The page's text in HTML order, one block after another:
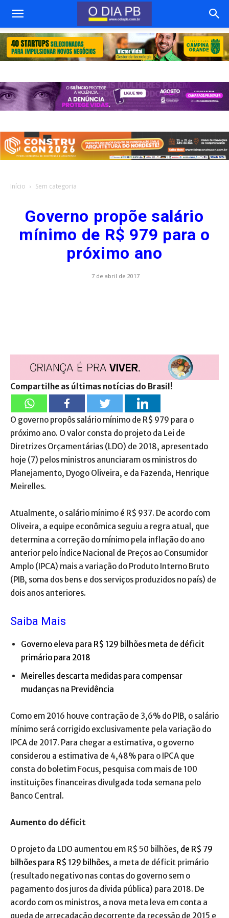
Início Sem categoria
Governo propõe salário
mínimo de R$ 979 para o
próximo ano
7 de abril de 2017
Compartilhe as últimas notícias do Brasil!
O governo propôs salário mínimo de R$ 979 para o
próximo ano. O valor consta do projeto da Lei de
Diretrizes Orçamentárias (LDO) de 2018, apresentado
hoje (7) pelos ministros anunciaram os ministros do
Planejamento, Dyogo Oliveira, e da Fazenda, Henrique
Meirelles.
Atualmente, o salário mínimo é R$ 937. De acordo com
Oliveira, a equipe econômica seguiu a regra atual, que
determina a correção do mínimo pela inflação do ano
anterior pelo Índice Nacional de Preços ao Consumidor
Amplo (IPCA) mais a variação do Produto Interno Bruto
(PIB, soma dos bens e dos serviços produzidos no país) de
dois anos anteriores.
Saiba Mais
Governo eleva para R$ 129 bilhões meta de déficit
primário para 2018
Meirelles descarta medidas para compensar
mudanças na Previdência
Como em 2016 houve contração de 3,6% do PIB, o salário
mínimo será corrigido exclusivamente pela variação do
IPCA de 2017. Para chegar a estimativa, o governo
considerou a estimativa de 4,48% para o IPCA que
consta do boletim Focus, pesquisa com mais de 100
instituições financeiras divulgada toda semana pelo
Banco Central.
Aumento do déficit
O projeto da LDO aumentou em R$ 50 bilhões, de R$ 79
bilhões para R$ 129 bilhões, a meta de déficit primário
(resultado negativo nas contas do governo sem o
pagamento dos juros da dívida pública) para 2018. De
acordo com os ministros, a nova meta leva em conta a
queda de arrecadação decorrente da recessão de 2015 e